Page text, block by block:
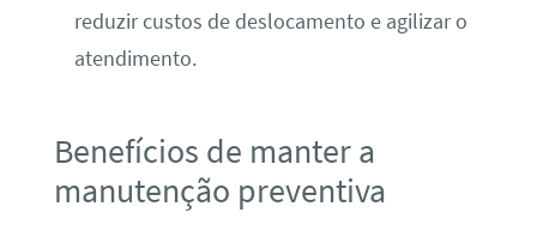
reduzir custos de deslocamento e agilizar o
atendimento.
Benefícios de manter a
manutenção preventiva